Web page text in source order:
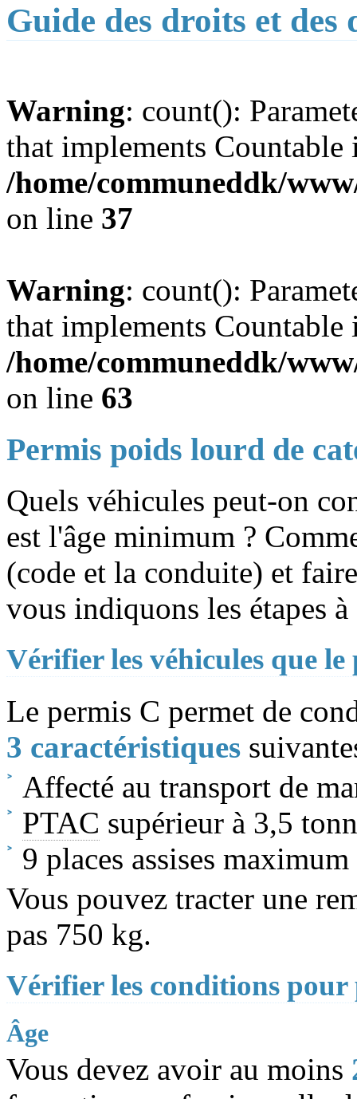
Guide des droits et
Warning: count():
that implements Countable
/home/communeddk/
on line 37
Warning: count():
that implements Countable
/home/communeddk/
on line 63
Permis poids lourd de
Quels véhicules peut-on
est l'âge minimum ?
(code et la conduite) et
vous indiquons les étapes
Vérifier les véhicules que
Le permis C permet de
3 caractéristiques
Affecté au transport de
PTAC supérieur à 3,5
9 places assises
Vous pouvez tracter une
pas 750 kg.
Vérifier les conditions pour
Âge
Vous devez avoir au moins